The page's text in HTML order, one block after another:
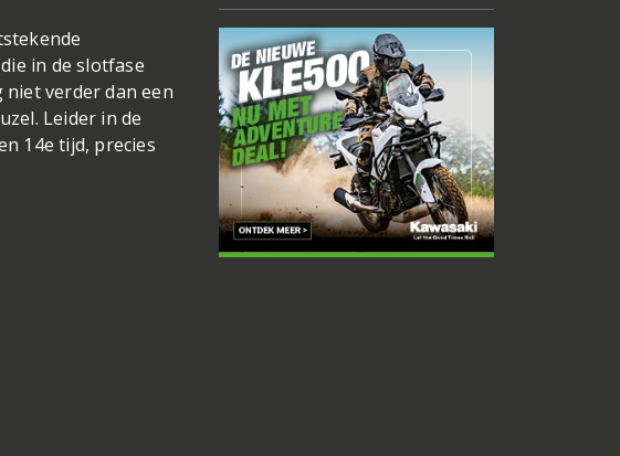
in de slotfase
niet verder dan een
Leider in de
14e tijd, precies